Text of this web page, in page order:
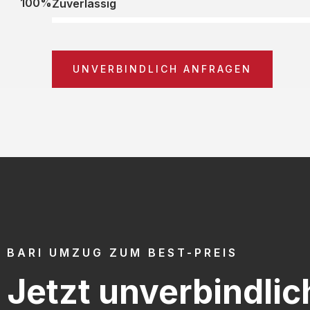
Zuverlässig
UNVERBINDLICH ANFRAGEN
BARI UMZUG ZUM BEST-PREIS
Jetzt